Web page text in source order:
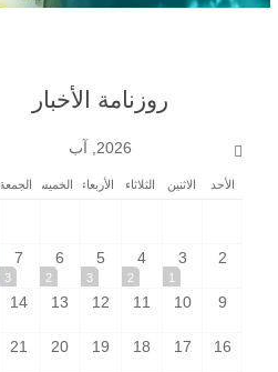
روزنامة الأخبار
2026, آب
الأحد الاثنين الثلاثاء الأربعاء الخميس الجمعة
2
3
1
4
2
5
3
6
2
7
3
9
10
11
12
13
14
16
17
18
19
20
21